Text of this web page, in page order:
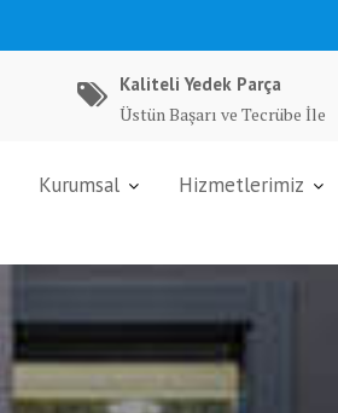
Kaliteli Yedek Parça
Üstün Başarı ve Tecrübe İle
Kurumsal Hizmetlerimiz